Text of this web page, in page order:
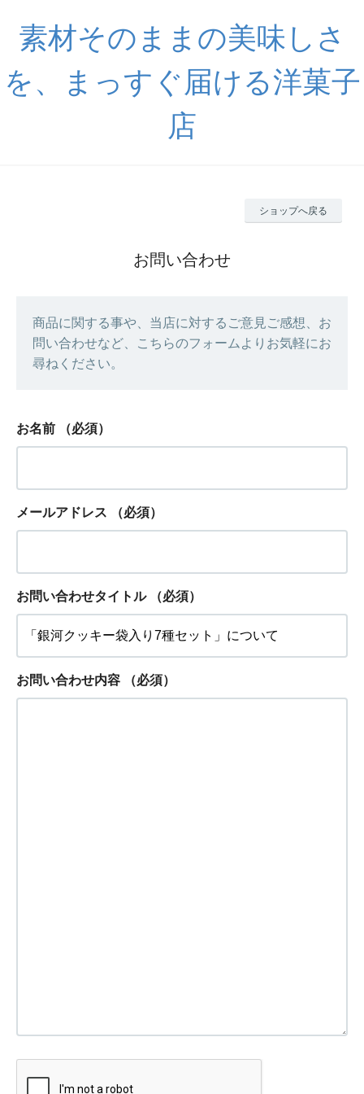
素材そのままの美味しさ
を、まっすぐ届ける洋菓子
店
ショップへ戻る
お問い合わせ
商品に関する事や、当店に対するご意見ご感想、お
問い合わせなど、こちらのフォームよりお気軽にお
尋ねください。
お名前 （必須）
メールアドレス （必須）
お問い合わせタイトル （必須）
お問い合わせ内容 （必須）